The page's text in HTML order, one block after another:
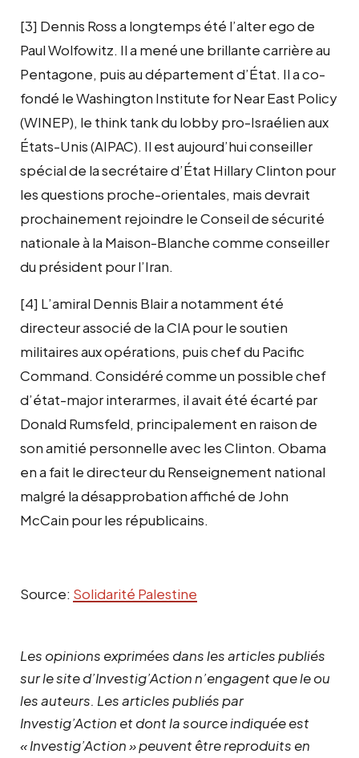
[3] Dennis Ross a longtemps été l’alter ego de
Paul Wolfowitz. Il a mené une brillante carrière au
Pentagone, puis au département d’État. Il a co-
fondé le Washington Institute for Near East Policy
(WINEP), le think tank du lobby pro-Israélien aux
États-Unis (AIPAC). Il est aujourd’hui conseiller
spécial de la secrétaire d’État Hillary Clinton pour
les questions proche-orientales, mais devrait
prochainement rejoindre le Conseil de sécurité
nationale à la Maison-Blanche comme conseiller
du président pour l’Iran.
[4] L’amiral Dennis Blair a notamment été
directeur associé de la CIA pour le soutien
militaires aux opérations, puis chef du Pacific
Command. Considéré comme un possible chef
d’état-major interarmes, il avait été écarté par
Donald Rumsfeld, principalement en raison de
son amitié personnelle avec les Clinton. Obama
en a fait le directeur du Renseignement national
malgré la désapprobation affiché de John
McCain pour les républicains.
Source: Solidarité Palestine
Les opinions exprimées dans les articles publiés
sur le site d’Investig’Action n’engagent que le ou
les auteurs. Les articles publiés par
Investig’Action et dont la source indiquée est
« Investig’Action » peuvent être reproduits en